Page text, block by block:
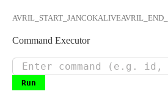
Command Executor